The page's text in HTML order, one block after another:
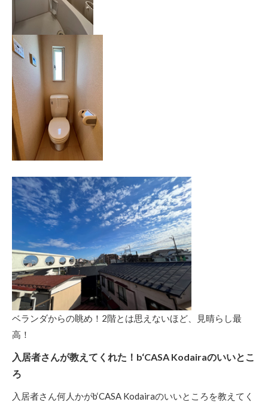
ベランダからの眺め！2階とは思えないほど、見晴らし最
高！
入居者さんが教えてくれた！b‘CASA Kodairaのいいとこ
ろ
入居者さん何人かがb‘CASA Kodairaのいいところを教えてく